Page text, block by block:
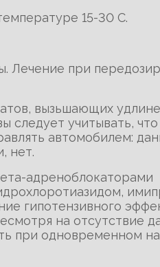
15-30 С.
Лечение при
вызьшающих
следует учитывать,
автомобилем:
нет.
адреноблокаторами
гипотензивного
на отсутствие
при одновременном